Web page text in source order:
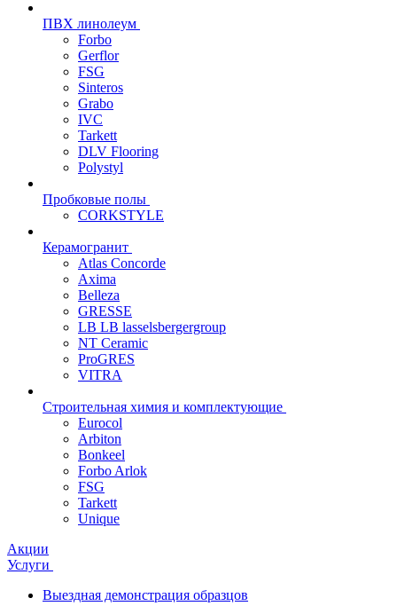
ПВХ линолеум
Forbo
Gerflor
FSG
Sinteros
Grabo
IVC
Tarkett
DLV Flooring
Polystyl
Пробковые полы
CORKSTYLE
Керамогранит
Atlas Concorde
Axima
Belleza
GRESSE
LB LB lasselsbergergroup
NT Ceramic
ProGRES
VITRA
Строительная химия и комплектующие
Eurocol
Arbiton
Bonkeel
Forbo Arlok
FSG
Tarkett
Unique
Акции
Услуги
Выездная демонстрация образцов